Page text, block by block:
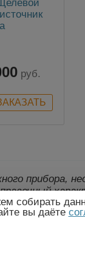
руб.
прибора,
и
собирать
вы даёте